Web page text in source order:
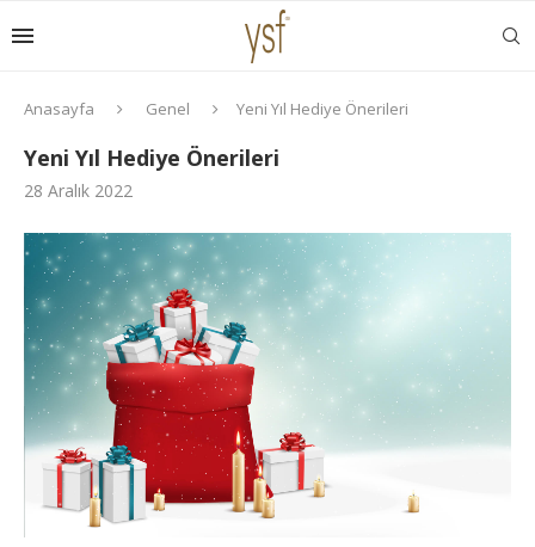
Anasayfa Genel Yeni Yıl Hediye Önerileri
Yeni Yıl Hediye Önerileri
28 Aralık 2022